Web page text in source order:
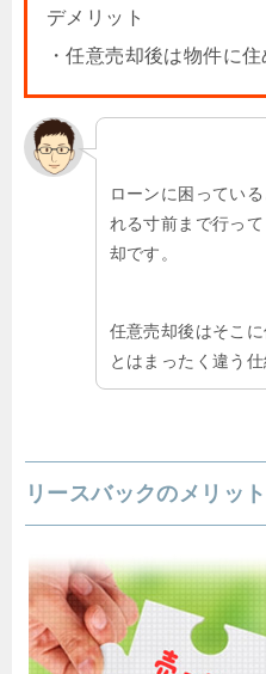
デメリット
・任意売却後は物件に
ローンに困ってい
れる寸前まで行っ
却です。
任意売却後はそこ
とはまったく違う仕
リースバックのメリッ